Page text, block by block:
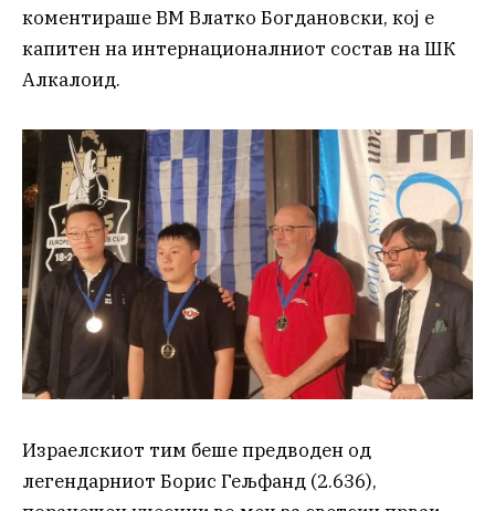
коментираше ВМ Влатко Богдановски, кој е
капитен на интернационалниот состав на ШК
Алкалоид.
Израелскиот тим беше предводен од
легендарниот Борис Гељфанд (2.636),